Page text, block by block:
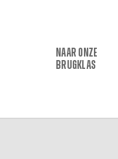
NAAR ONZE
BRUGKLAS